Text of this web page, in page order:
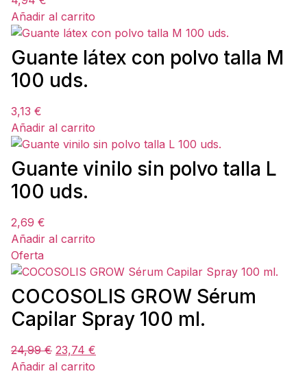
Añadir al carrito
Guante látex con polvo talla M
100 uds.
3,13 €
Añadir al carrito
Guante vinilo sin polvo talla L
100 uds.
2,69 €
Añadir al carrito
Oferta
COCOSOLIS GROW Sérum
Capilar Spray 100 ml.
24,99€ 23,74 €
Añadir al carrito